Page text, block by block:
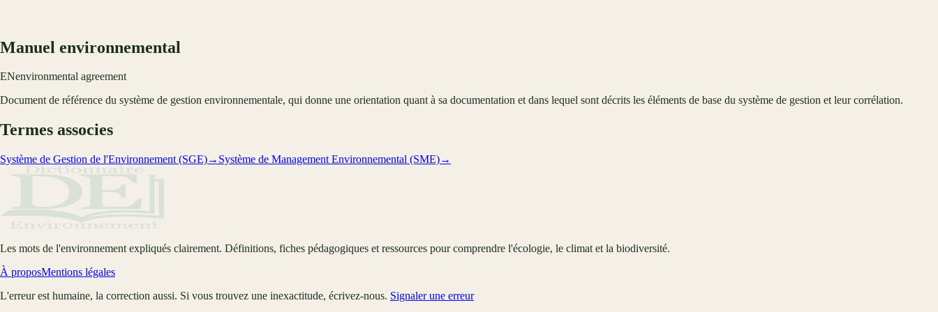
Manuel environnemental
ENenvironmental agreement
Document de référence du système de gestion environnementale, qui donne une orientation quant à sa documentation et dans lequel sont décrits les éléments de base du système de gestion et leur corrélation.
Termes associes
Système de Gestion de l'Environnement (SGE)→ Système de Management Environnemental (SME)→
Les mots de l'environnement expliqués clairement. Définitions, fiches pédagogiques et ressources pour comprendre l'écologie, le climat et la biodiversité.
À proposMentions légales
L'erreur est humaine, la correction aussi. Si vous trouvez une inexactitude, écrivez-nous. Signaler une erreur